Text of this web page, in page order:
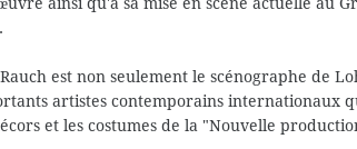
est non seulement le scénographe de
artistes contemporains internationaux
et les costumes de la "Nouvelle